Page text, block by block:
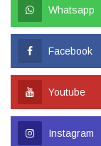
Whatsapp
Facebook
Youtube
Instagram